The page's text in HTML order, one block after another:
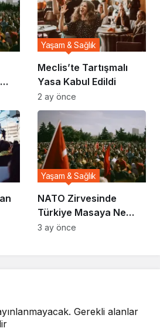
Meclis’te Tartışmalı
Yasa Kabul Edildi
Yaşam & Sağlık
2 ay önce
NATO Zirvesinde
Türkiye Masaya Ne
Taşıdı?
Yaşam & Sağlık
3 ay önce
Gerekli alanlar